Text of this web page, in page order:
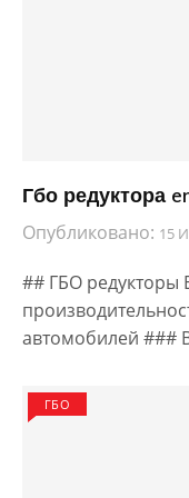
Гбо редуктора
Опубликовано: 15
## ГБО редукторы
автомобилей ###
ГБО